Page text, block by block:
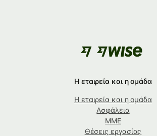
Η εταιρεία και η ομάδα
Η εταιρεία και η ομάδα
Ασφάλεια
ΜΜΕ
Θέσεις εργασίας